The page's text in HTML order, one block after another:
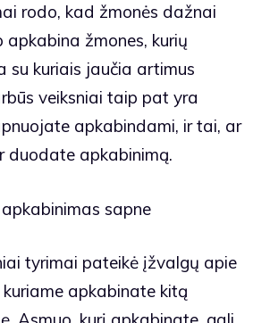
rodo, kad žmonės dažnai
apkabina žmones, kurių
su kuriais jaučia artimus
veiksniai taip pat yra
apkabindami, ir tai, ar
duodate apkabinimą.
sapne
tyrimai pateikė įžvalgų apie
apkabinate kitą